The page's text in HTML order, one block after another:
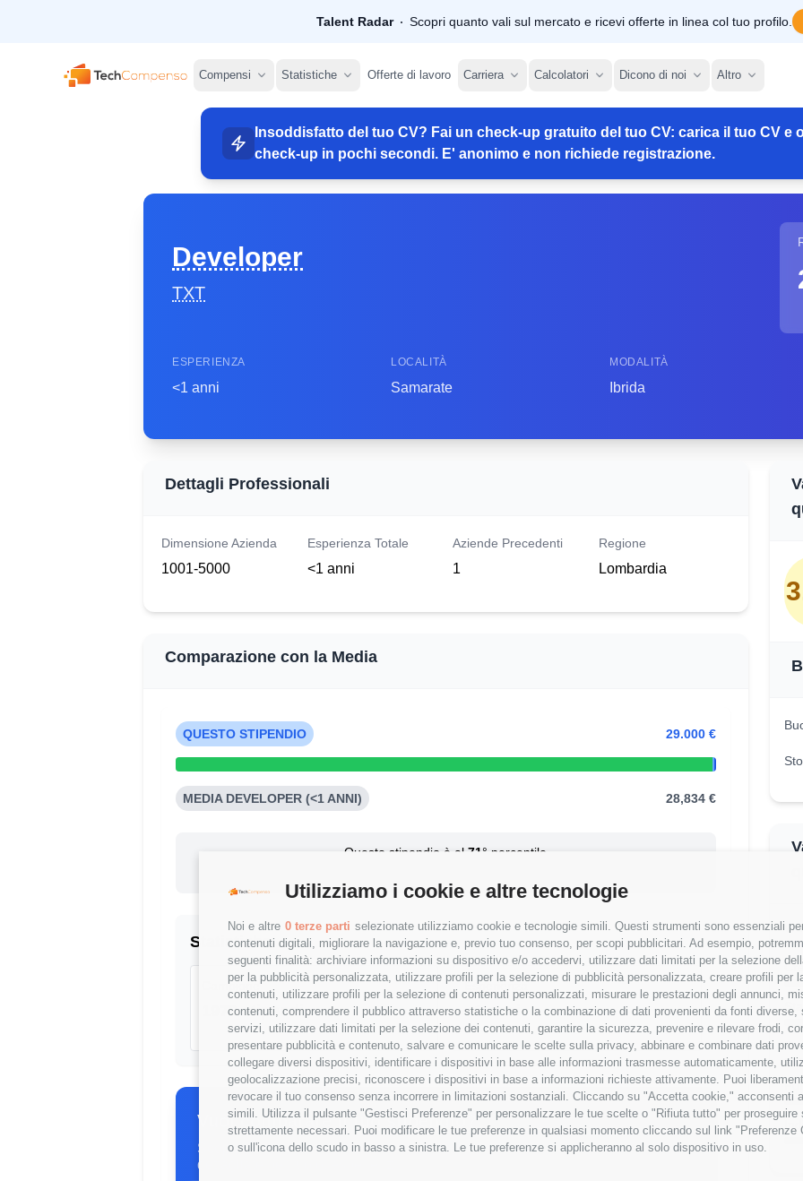
Utilizziamo i cookie e altre tecnologie
Noi e altre 0 terze parti selezionate utilizziamo cookie e tecnologie simili. Questi strumenti sono essenziali
contenuti digitali, migliorare la navigazione e, previo tuo consenso, per scopi pubblicitari. Ad esempio,
seguenti finalità: archiviare informazioni su dispositivo e/o accedervi, utilizzare dati limitati per la selezione
per la pubblicità personalizzata, utilizzare profili per la selezione di pubblicità personalizzata, creare profili per
contenuti, utilizzare profili per la selezione di contenuti personalizzati, misurare le prestazioni degli annunci,
contenuti, comprendere il pubblico attraverso statistiche o la combinazione di dati provenienti da fonti diverse,
servizi, utilizzare dati limitati per la selezione dei contenuti, garantire la sicurezza, prevenire e rilevare frodi,
presentare pubblicità e contenuto, salvare e comunicare le scelte sulla privacy, abbinare e combinare dati
collegare diversi dispositivi, identificare i dispositivi in base alle informazioni trasmesse automaticamente,
geolocalizzazione precisi, riconoscere i dispositivi in base a informazioni richieste attivamente. Puoi
revocare il tuo consenso senza incorrere in limitazioni sostanziali. Cliccando su "Accetta cookie," acconsenti
simili. Utilizza il pulsante "Gestisci Preferenze" per personalizzare le tue scelte o "Rifiuta tutto" per proseguire
strettamente necessari. Puoi modificare le tue preferenze in qualsiasi momento cliccando sul link "Preferenze
o sull'icona dello scudo in basso a sinistra. Le tue preferenze si applicheranno al solo dispositivo in uso.
Talent Radar Scopri quanto vali sul mercato e ricevi offerte in linea col tuo profilo.
TechCompenso
Compensi Statistiche Offerte di lavoro Carriera Calcolatori Dicono di noi Altro
Insoddisfatto del tuo CV? Fai un check-up gratuito del tuo CV: carica il tuo CV e
check-up in pochi secondi. E' anonimo e non richiede registrazione.
Developer
TXT
ESPERIENZA
<1 anni
LOCALITÀ
Samarate
MODALITÀ
Ibrida
Dettagli Professionali
Dimensione Azienda
1001-5000
Esperienza Totale
<1 anni
Aziende Precedenti
1
Regione
Lombardia
Comparazione con la Media
QUESTO STIPENDIO 29.000 €
MEDIA DEVELOPER (<1 ANNI) 28,834 €
Questo stipendio è al71° percentile
Statistiche
Campione
1973 stipendi
Esperienza
<1 anni
Vuoi comparare il tuo stipendio?
Scopri come il tuo stipendio si posiziona rispetto al mercato con analisi
dettagliate per ruolo, esperienza e località.